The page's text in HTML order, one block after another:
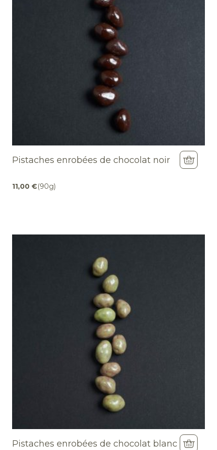
Pistaches enrobées de chocolat noir
11,00 €(90g)
Pistaches enrobées de chocolat blanc